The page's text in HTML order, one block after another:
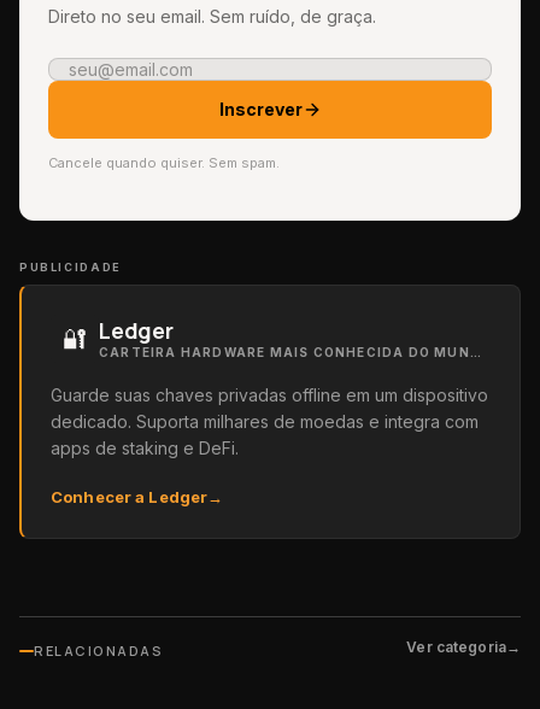
Direto no seu email. Sem ruído, de graça.
Inscrever
Cancele quando quiser. Sem spam.
PUBLICIDADE
🔐 Ledger
Guarde suas chaves privadas offline em um dispositivo
dedicado. Suporta milhares de moedas e integra com
apps de staking e DeFi.
Conhecer a Ledger→
RELACIONADAS Ver categoria→